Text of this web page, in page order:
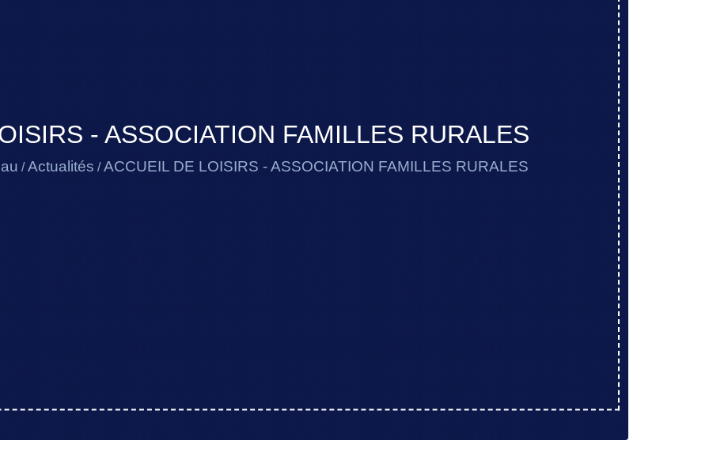
- ASSOCIATION FAMILLES RURALES
/Actualités /ACCUEIL DE LOISIRS - ASSOCIATION FAMILLES RURALES